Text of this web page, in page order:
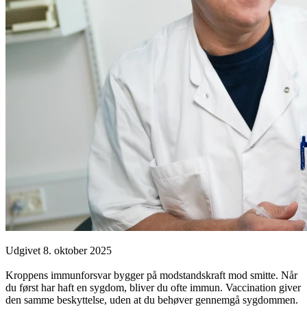
Udgivet 8. oktober 2025
Kroppens immunforsvar bygger på modstandskraft mod smitte. Når
du først har haft en sygdom, bliver du ofte immun. Vaccination giver
den samme beskyttelse, uden at du behøver gennemgå sygdommen.